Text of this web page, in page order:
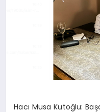
Hacı Musa Kutoğlu: